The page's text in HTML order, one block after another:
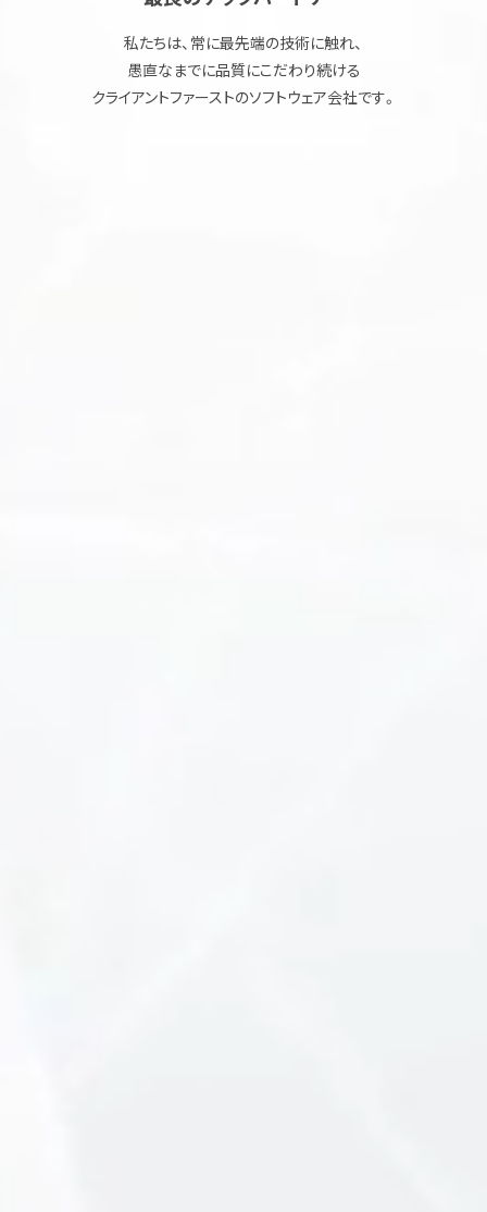
私たちは、常に最先端の技術に触れ、
愚直なまでに品質にこだわり続ける
クライアントファーストのソフトウェア会社です。